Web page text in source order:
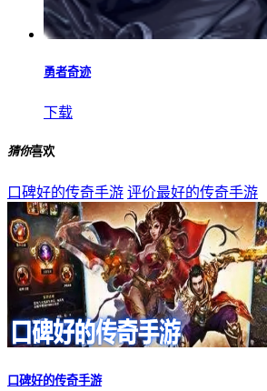
勇者奇迹
下载
猜你喜欢
口碑好的传奇手游 评价最好的传奇手游
口碑好的传奇手游